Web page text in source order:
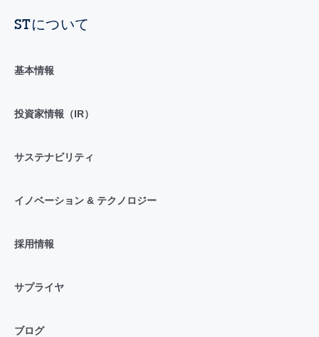
STについて
基本情報
投資家情報（IR）
サステナビリティ
イノベーション & テクノロジー
採用情報
サプライヤ
ブログ